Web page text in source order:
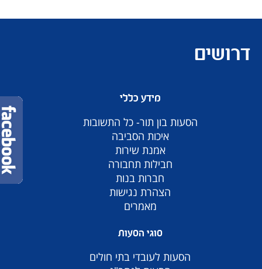
דרושים
מידע כללי
הסעות בון תור- כל התשובות
איכות הסביבה
אמנת שירות
חבילות תחבורה
חברות בנות
הצהרת נגישות
מאמרים
סוגי הסעות
הסעות לעובדי בתי חולים